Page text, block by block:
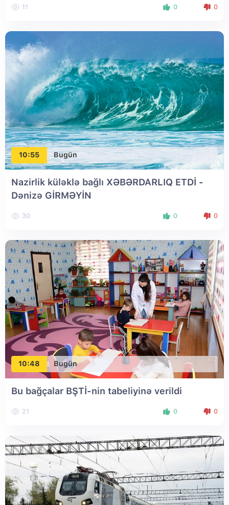
11 0 0
10:55 Bugün
Nazirlik küləklə bağlı XƏBƏRDARLIQ ETDİ -
Dənizə GİRMƏYİN
30 0 0
10:48 Bugün
Bu bağçalar BŞTİ-nin tabeliyinə verildi
21 0 0